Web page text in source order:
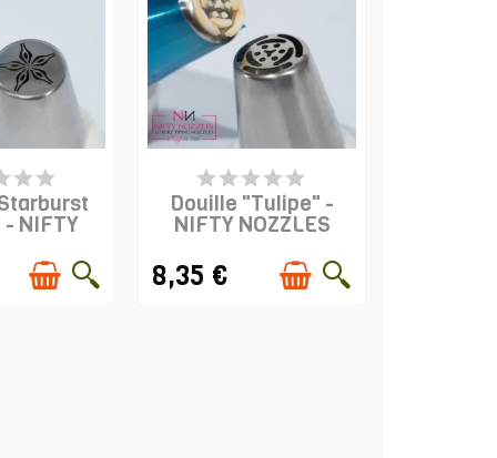
EN
NIFTY
PRODUIT EN STOCK
Douille "Tulipe" -
NIFTY NOZZLES
8,35 €